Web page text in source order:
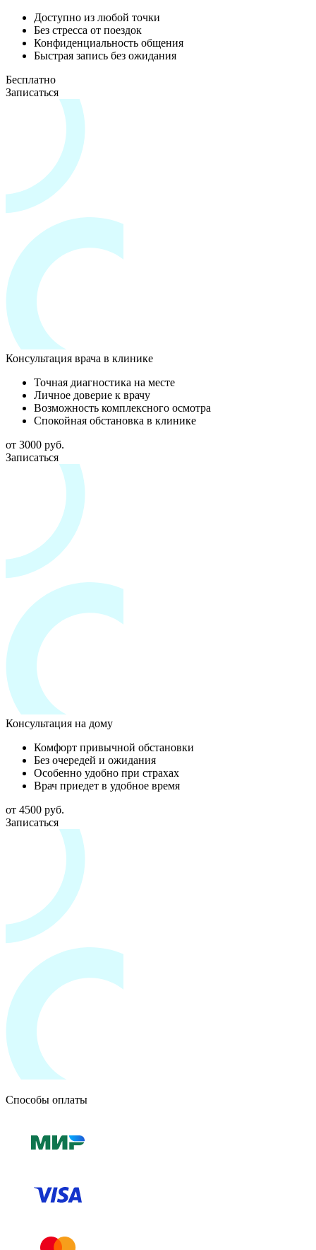
Доступно из любой точки
Без стресса от поездок
Конфиденциальность общения
Быстрая запись без ожидания
Бесплатно
Записаться
Консультация врача в клинике
Точная диагностика на месте
Личное доверие к врачу
Возможность комплексного осмотра
Спокойная обстановка в клинике
от 3000 руб.
Записаться
Консультация на дому
Комфорт привычной обстановки
Без очередей и ожидания
Особенно удобно при страхах
Врач приедет в удобное время
от 4500 руб.
Записаться
Способы оплаты